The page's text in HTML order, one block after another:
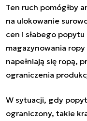
Ten ruch pomógłby
na ulokowanie
cen i słabego
magazynowania
napełniają się ropą,
ograniczenia
W sytuacji, gdy
ograniczony, takie